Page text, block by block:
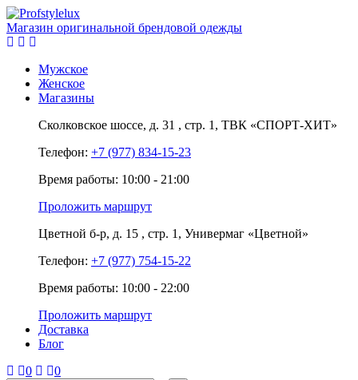
Магазин оригинальной брендовой одежды
Мужское
Женское
Магазины
Сколковское шоссе, д. 31 , стр. 1, ТВК «СПОРТ-ХИТ»
Телефон: +7 (977) 834-15-23
Время работы: 10:00 - 21:00
Проложить маршрут
Цветной б-р, д. 15 , стр. 1, Универмаг «Цветной»
Телефон: +7 (977) 754-15-22
Время работы: 10:00 - 22:00
Проложить маршрут
Доставка
Блог
0
0